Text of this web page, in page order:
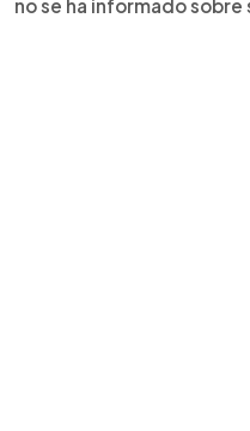
no se ha informado